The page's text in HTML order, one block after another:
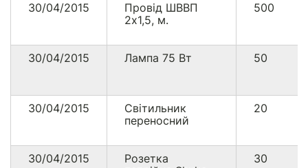
30/04/2015
Провід ШВВП
2х1,5, м.
500
30/04/2015 Лампа 75 Вт 50
30/04/2015
Світильник
переносний
20
30/04/2015
Розетка
30